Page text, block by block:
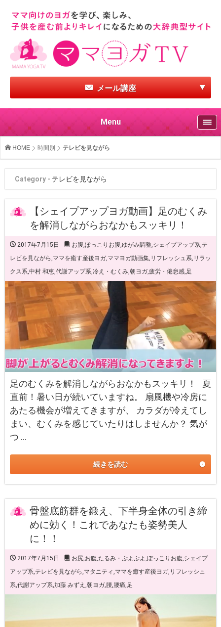
メール講座
Menu
HOME 時間別 テレビを見ながら
Category - テレビを見ながら
【シェイプアップヨガ動画】足のむくみ
を解消しながらおなかもスッキリ！
2017年7月15日 お腹,ぽっこりお腹,ゆがみ調整,シェイプアップ系,テ
レビを見ながら,ママを癒す産後ヨガ,ママヨガ動画集, リフレッシュ系, リラッ
クス系,中村 和恵,代謝アップ系,冷え・むくみ,朝ヨガ,疲労・倦怠感,足
足のむくみを解消しながらおなかもスッキリ！ 夏
直前！暑い日が続いていますね。 扇風機や冷房に
あたる機会が増えてきますが、 カラダが冷えてし
まい、むくみを感じていたりはしませんか？ 気が
つ …
続きを読む
骨盤底筋群を鍛え、下半身全体の引き締
めに効く！これであなたも姿勢美人
に！！
2017年7月15日 お尻,お腹,たるみ・ぷよぷよ,ぽっこりお腹,シェイプ
アップ系,テレビを見ながら,マタニティ,ママを癒す産後ヨガ, リフレッシュ
系,代謝アップ系,加藤 みずえ ,朝ヨガ, 腰, 腰痛,足